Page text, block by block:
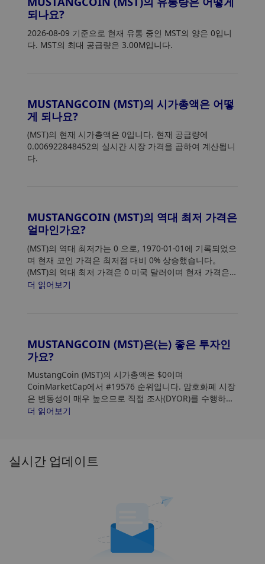
되나요?
2026-08-09 기준으로 현재 유통 중인 MST의 양은 0입니
다. MST의 최대 공급량은 3.00M입니다.
MUSTANGCOIN (MST)의 시가총액은 어떻
게 되나요?
(MST)의 현재 시가총액은 0입니다. 현재 공급량에
0.006922848452의 실시간 시장 가격을 곱하여 계산됩니
다.
MUSTANGCOIN (MST)의 역대 최저 가격은
얼마인가요?
(MST)의 역대 최저가는 0 으로, 1970-01-01에 기록되었으
며 현재 코인 가격은 최저점 대비 0% 상승했습니다。
(MST)의 역대 최저 가격은 0 미국 달러이며 현재 가격은
최저점 대비 0% 상승했습니다.
더 읽어보기
MUSTANGCOIN (MST)은(는) 좋은 투자인
가요?
MustangCoin (MST)의 시가총액은 $0이며
CoinMarketCap에서 #19576 순위입니다. 암호화폐 시장
은 변동성이 매우 높으므로 직접 조사(DYOR)를 수행하고
위험 허용 범위를 평가하십시오. 또한
더 읽어보기
실시간 업데이트